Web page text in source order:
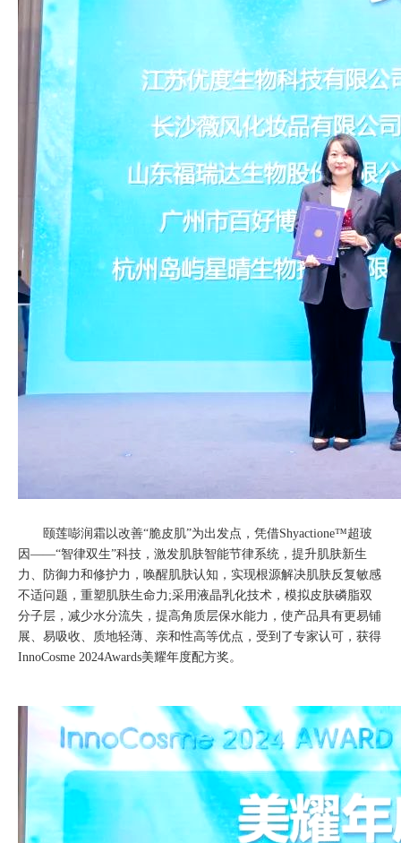
颐莲嘭润霜以改善“脆皮肌”为出发点，凭借Shyactione™超玻
因——“智律双生”科技，激发肌肤智能节律系统，提升肌肤新生
力、防御力和修护力，唤醒肌肤认知，实现根源解决肌肤反复敏感
不适问题，重塑肌肤生命力;采用液晶乳化技术，模拟皮肤磷脂双
分子层，减少水分流失，提高角质层保水能力，使产品具有更易铺
展、易吸收、质地轻薄、亲和性高等优点，受到了专家认可，获得
InnoCosme 2024Awards美耀年度配方奖。